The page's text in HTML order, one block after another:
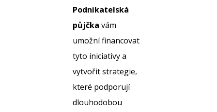
Podnikatelská
půjčka vám
umožní financovat
tyto iniciativy a
vytvořit strategie,
které podporují
dlouhodobou